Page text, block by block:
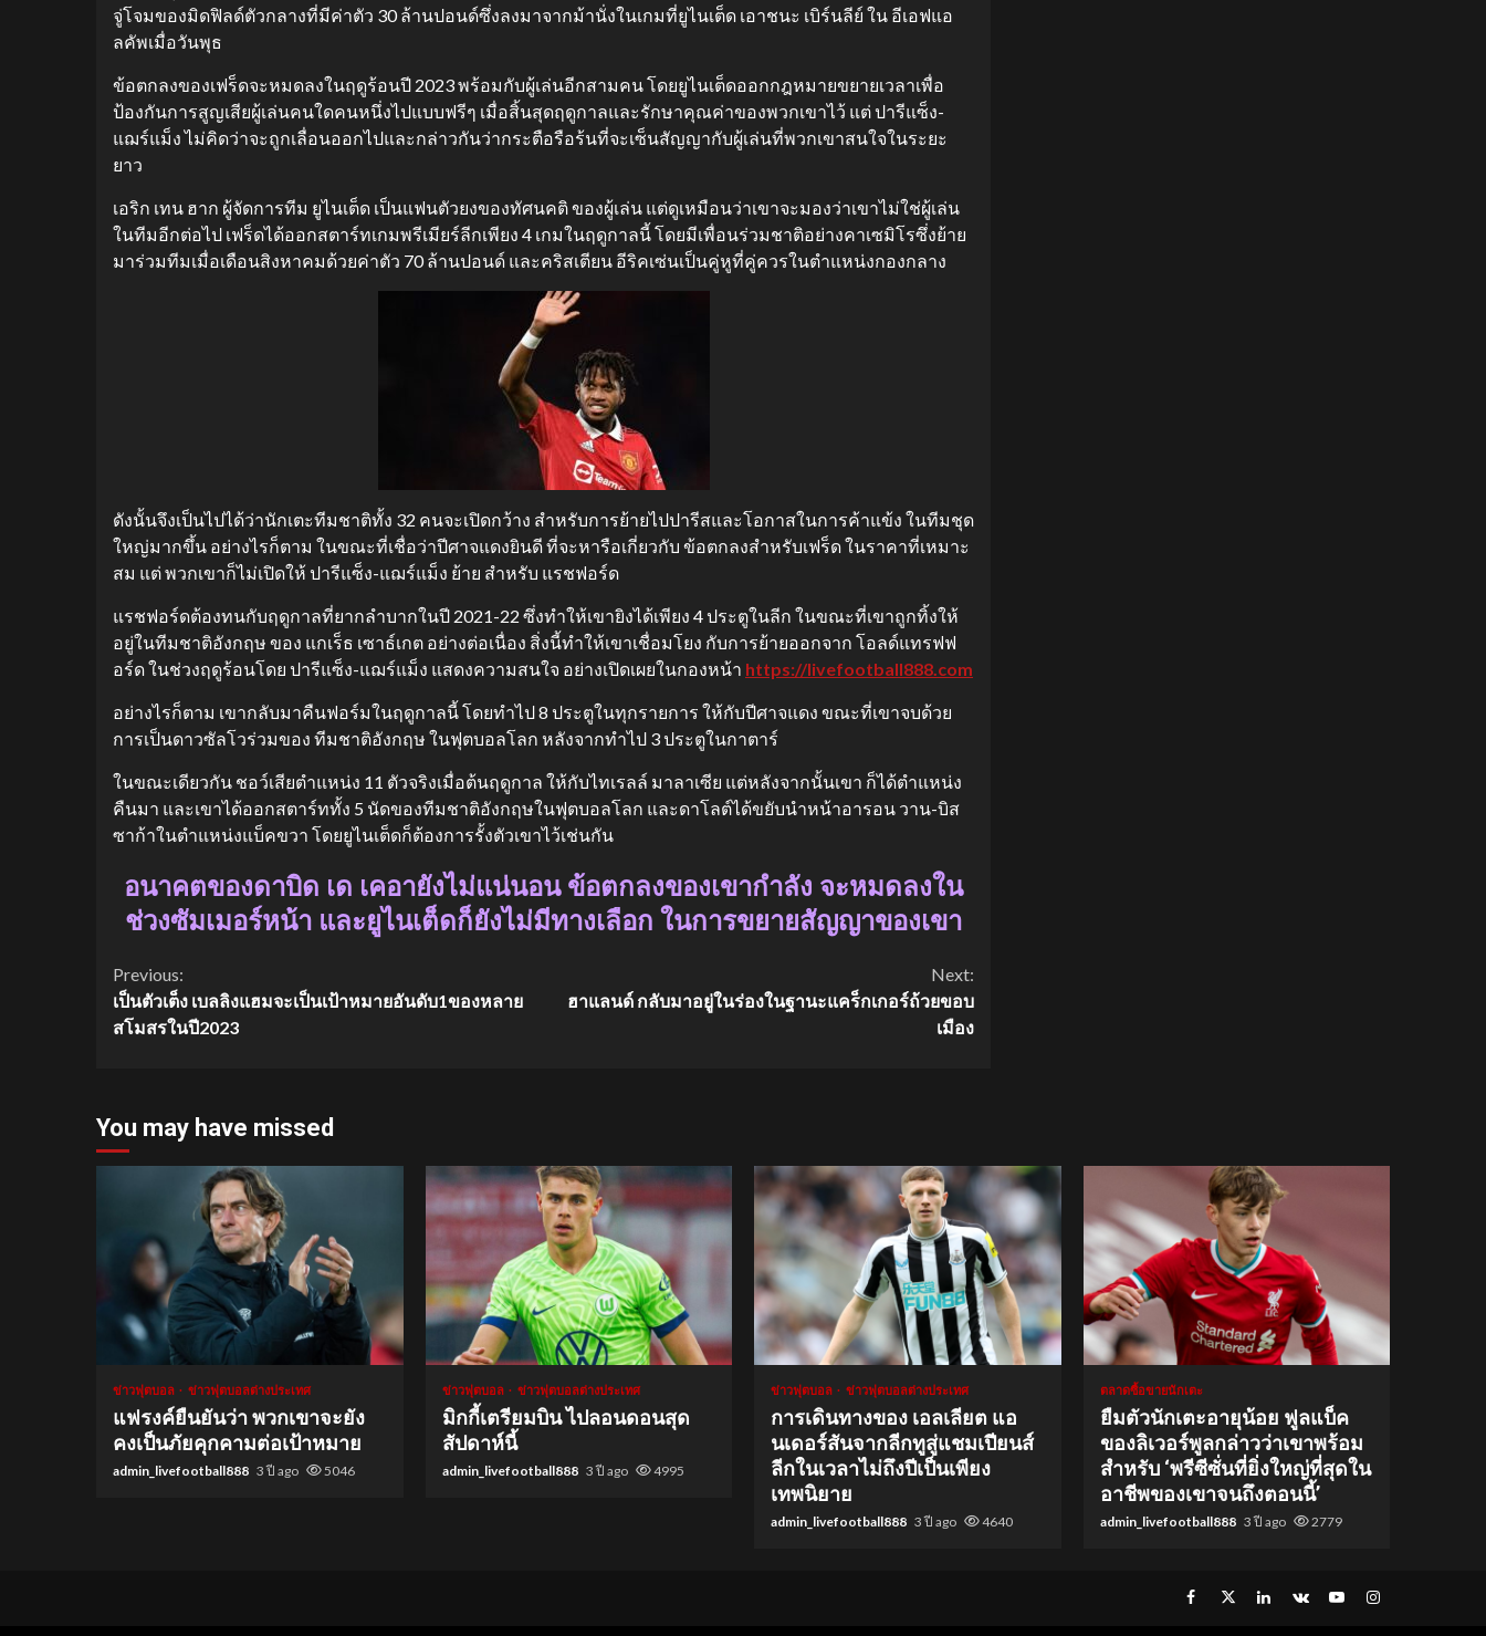
จู่โจมของมิดฟิลด์ตัวกลางที่มีค่าตัว 30 ล้านปอนด์ซึ่งลงมาจากม้านั่งในเกมที่ยูไนเต็ด เอาชนะ เบิร์นลีย์ ใน อีเอฟแอ
ลคัพเมื่อวันพุธ
ข้อตกลงของเฟร็ดจะหมดลงในฤดูร้อนปี 2023 พร้อมกับผู้เล่นอีกสามคน โดยยูไนเต็ดออกกฎหมายขยายเวลาเพื่อ
ป้องกันการสูญเสียผู้เล่นคนใดคนหนึ่งไปแบบฟรีๆ เมื่อสิ้นสุดฤดูกาลและรักษาคุณค่าของพวกเขาไว้ แต่ ปารีแซ็ง-
แฌร์แม็ง ไม่คิดว่าจะถูกเลื่อนออกไปและกล่าวกันว่ากระตือรือร้นที่จะเซ็นสัญญากับผู้เล่นที่พวกเขาสนใจในระยะ
ยาว
เอริก เทน ฮาก ผู้จัดการทีม ยูไนเต็ด เป็นแฟนตัวยงของทัศนคติ ของผู้เล่น แต่ดูเหมือนว่าเขาจะมองว่าเขาไม่ใช่ผู้เล่น
ในทีมอีกต่อไป เฟร็ดได้ออกสตาร์ทเกมพรีเมียร์ลีกเพียง 4 เกมในฤดูกาลนี้ โดยมีเพื่อนร่วมชาติอย่างคาเซมิโรซึ่งย้าย
มาร่วมทีมเมื่อเดือนสิงหาคมด้วยค่าตัว 70 ล้านปอนด์ และคริสเตียน อีริคเซ่นเป็นคู่หูที่คู่ควรในตำแหน่งกองกลาง
ดังนั้นจึงเป็นไปได้ว่านักเตะทีมชาติทั้ง 32 คนจะเปิดกว้าง สำหรับการย้ายไปปารีสและโอกาสในการค้าแข้ง ในทีมชุด
ใหญ่มากขึ้น อย่างไรก็ตาม ในขณะที่เชื่อว่าปีศาจแดงยินดี ที่จะหารือเกี่ยวกับ ข้อตกลงสำหรับเฟร็ด ในราคาที่เหมาะ
สม แต่ พวกเขาก็ไม่เปิดให้ ปารีแซ็ง-แฌร์แม็ง ย้าย สำหรับ แรชฟอร์ด
แรชฟอร์ดต้องทนกับฤดูกาลที่ยากลำบากในปี 2021-22 ซึ่งทำให้เขายิงได้เพียง 4 ประตูในลีก ในขณะที่เขาถูกทิ้งให้
อยู่ในทีมชาติอังกฤษ ของ แกเร็ธ เซาธ์เกต อย่างต่อเนื่อง สิ่งนี้ทำให้เขาเชื่อมโยง กับการย้ายออกจาก โอลด์แทรฟฟ
อร์ด ในช่วงฤดูร้อนโดย ปารีแซ็ง-แฌร์แม็ง แสดงความสนใจ อย่างเปิดเผยในกองหน้า https://livefootball888.com
อย่างไรก็ตาม เขากลับมาคืนฟอร์มในฤดูกาลนี้ โดยทำไป 8 ประตูในทุกรายการ ให้กับปีศาจแดง ขณะที่เขาจบด้วย
การเป็นดาวซัลโวร่วมของ ทีมชาติอังกฤษ ในฟุตบอลโลก หลังจากทำไป 3 ประตูในกาตาร์
ในขณะเดียวกัน ชอว์เสียตำแหน่ง 11 ตัวจริงเมื่อต้นฤดูกาล ให้กับไทเรลล์ มาลาเซีย แต่หลังจากนั้นเขา ก็ได้ตำแหน่ง
คืนมา และเขาได้ออกสตาร์ททั้ง 5 นัดของทีมชาติอังกฤษในฟุตบอลโลก และดาโลต์ได้ขยับนำหน้าอารอน วาน-บิส
ซาก้าในตำแหน่งแบ็คขวา โดยยูไนเต็ดก็ต้องการรั้งตัวเขาไว้เช่นกัน
อนาคตของดาบิด เด เคอายังไม่แน่นอน ข้อตกลงของเขากำลัง จะหมดลงใน
ช่วงซัมเมอร์หน้า และยูไนเต็ดก็ยังไม่มีทางเลือก ในการขยายสัญญาของเขา
Continue
Reading
Previous:
เป็นตัวเต็ง เบลลิงแฮมจะเป็นเป้าหมายอันดับ1ของหลาย
สโมสรในปี2023
Next:
ฮาแลนด์ กลับมาอยู่ในร่องในฐานะแคร็กเกอร์ถ้วยขอบ
เมือง
You may have missed
1 min read
ข่าวฟุตบอล ข่าวฟุตบอลต่างประเทศ
แฟรงค์ยืนยันว่า พวกเขาจะยัง
คงเป็นภัยคุกคามต่อเป้าหมาย
admin_livefootball888 3 ปี ago 5046
1 min read
ข่าวฟุตบอล ข่าวฟุตบอลต่างประเทศ
มิกกี้เตรียมบิน ไปลอนดอนสุด
สัปดาห์นี้
admin_livefootball888 3 ปี ago 4995
1 min read
ข่าวฟุตบอล ข่าวฟุตบอลต่างประเทศ
การเดินทางของ เอลเลียต แอ
นเดอร์สันจากลีกทูสู่แชมเปียนส์
ลีกในเวลาไม่ถึงปีเป็นเพียง
เทพนิยาย
admin_livefootball888 3 ปี ago 4640
1 min read
ตลาดซื้อขายนักเตะ
ยืมตัวนักเตะอายุน้อย ฟูลแบ็ค
ของลิเวอร์พูลกล่าวว่าเขาพร้อม
สำหรับ ‘พรีซีซั่นที่ยิ่งใหญ่ที่สุดใน
อาชีพของเขาจนถึงตอนนี้’
admin_livefootball888 3 ปี ago 2779
Facebook
TwitterLinkedin
VK YoutubeInstagram